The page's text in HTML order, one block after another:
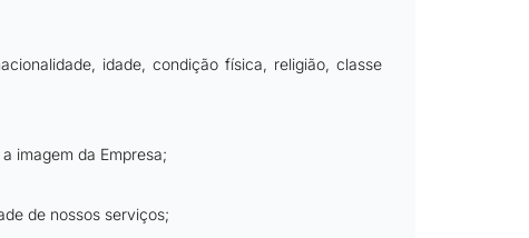
idade, condição física, religião, classe
imagem da Empresa;
de nossos serviços;